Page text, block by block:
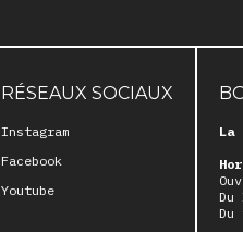
RÉSEAUX SOCIAUX
Instagram
Facebook
Youtube
La